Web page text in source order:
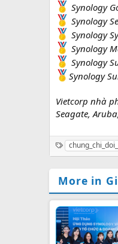
Synology
Synology
Synology
Synology
Synology
Synology
Vietcorp nhà
Seagate,
T
a
More in